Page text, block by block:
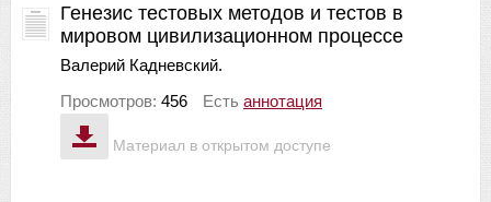
Материал в открытом доступе
Генезис тестовых методов и тестов в
мировом цивилизационном процессе
Валерий Кадневский.
Просмотров: 456 Есть аннотация